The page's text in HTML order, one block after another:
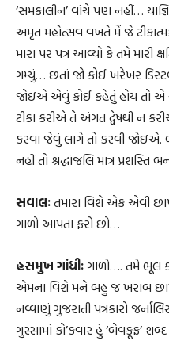
‘સમકાલીન’ વાંચે પણ નહીં…
અમૃત મહોત્સવ વખતે મેં જે
મારા પર પત્ર આવ્યો કે તમે મારી
ગમ્યું… છતાં જો કોઈ ખરેખર
જોઇએ એવું કોઈ કહેતું હોય તો
ટીકા કરીએ તે અંગત દ્વેષથી ન
કરવા જેવું લાગે તો કરવી
નહીં તો શ્રદ્ધાંજલિ માત્ર પ્રશસ્તિ
સવાલઃતમારા વિશે એક એવી
ગાળો આપતા ફરો છો…
હસમુખ ગાંધીઃ ગાળો…. તમે ભૂલ
એમના વિશે મને બહુ જ ખરાબ
નવ્વાણું ગુજરાતી પત્રકારો
ગુસ્સામાં કો’કવાર હું ‘બેવકૂફ’